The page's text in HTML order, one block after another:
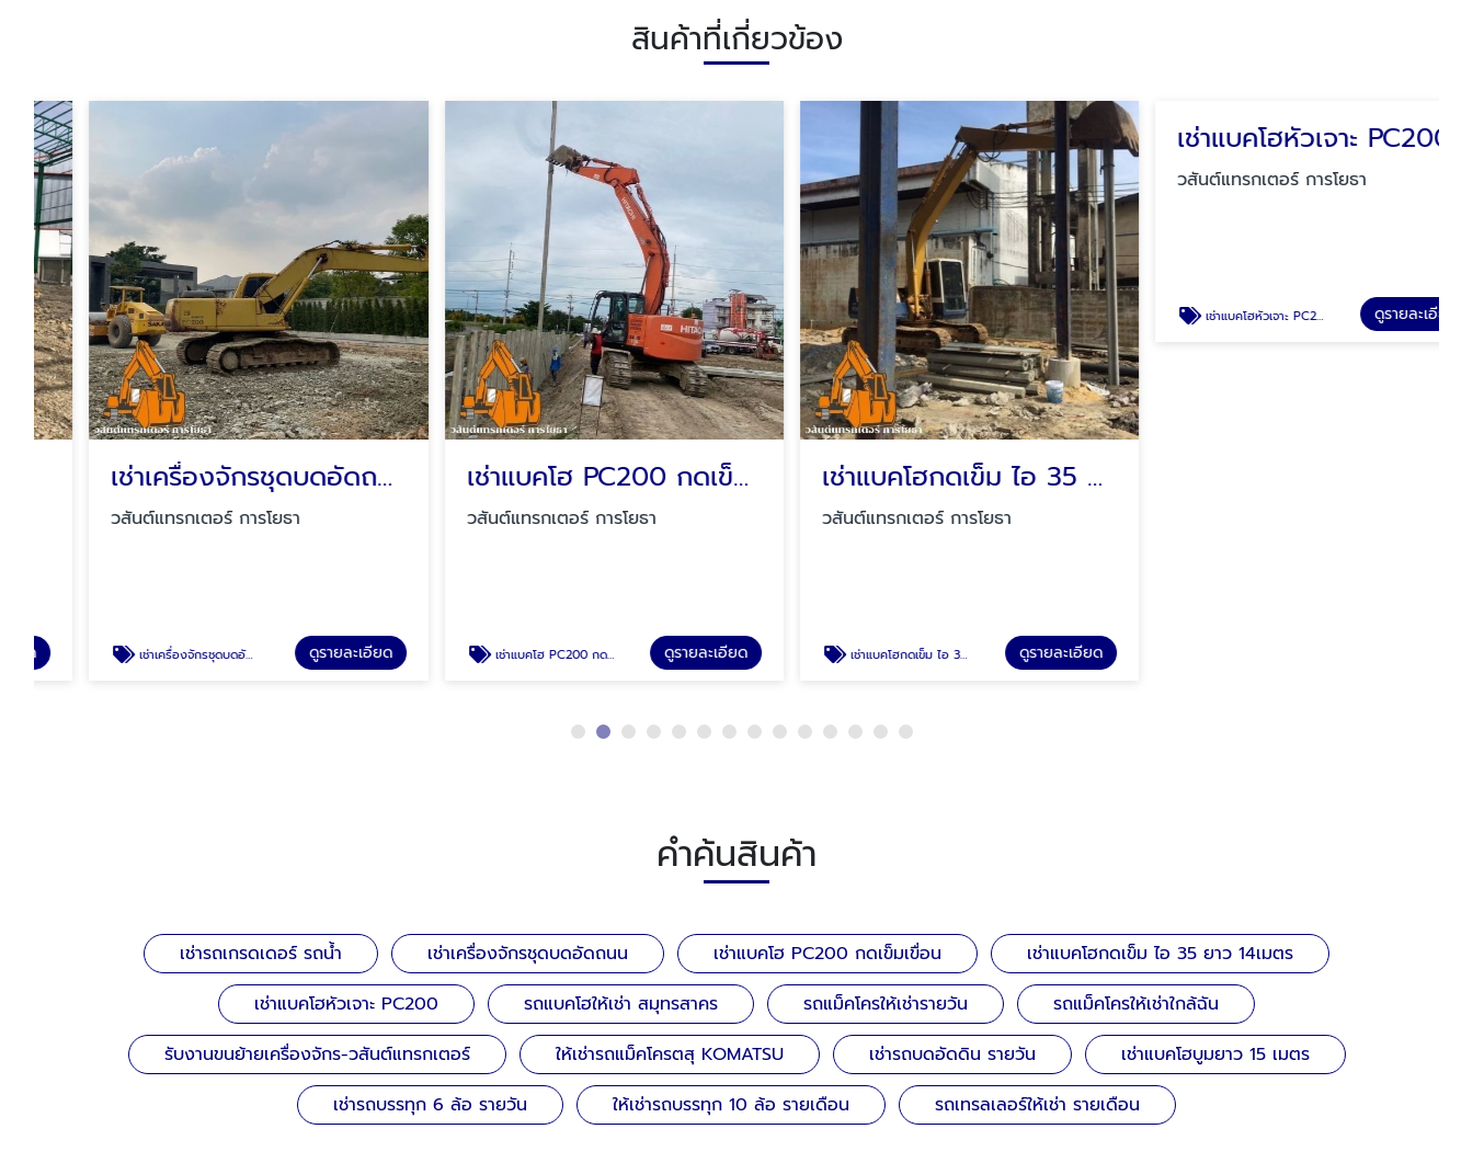
สินค้าที่เกี่ยวข้อง
เช่าเครื่องจักรชุดบดอัดถนน
วสันต์แทรกเตอร์ การโยธา
เช่าเครื่องจักรชุดบดอัดถนน ดูรายละเอียด
เช่าแบคโฮ PC200 กดเข็มเขื่อน
วสันต์แทรกเตอร์ การโยธา
เช่าแบคโฮ PC200 กดเข็มเขื่อน ดูรายละเอียด
เช่าแบคโฮกดเข็ม ไอ 35 ยาว 14เมตร
วสันต์แทรกเตอร์ การโยธา
เช่าแบคโฮกดเข็ม ไอ 35 ยาว 14เมตร ดูรายละเอียด
คำค้นสินค้า
เช่ารถเกรดเดอร์ รถน้ำ เช่าเครื่องจักรชุดบดอัดถนน เช่าแบคโฮ PC200 กดเข็มเขื่อน
เช่าแบคโฮกดเข็ม ไอ 35 ยาว 14เมตร
เช่าแบคโฮหัวเจาะ PC200
รถแบคโฮให้เช่า สมุทรสาคร รถแม็คโครให้เช่ารายวัน
รถแม็คโครให้เช่าใกล้ฉัน
รับงานขนย้ายเครื่องจักร-วสันต์แทรกเตอร์
ให้เช่ารถแม็คโครตสุ KOMATSU เช่ารถบดอัดดิน รายวัน
เช่าแบคโฮบูมยาว 15 เมตร
เช่ารถบรรทุก 6 ล้อ รายวัน
ให้เช่ารถบรรทุก 10 ล้อ รายเดือน รถเทรลเลอร์ให้เช่า รายเดือน